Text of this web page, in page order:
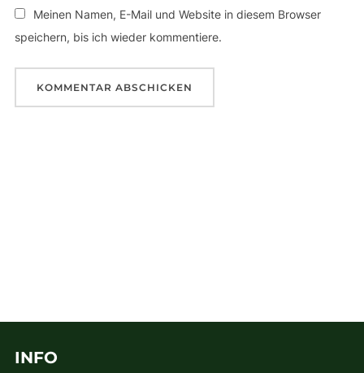
Meinen Namen, E-Mail und Website in diesem Browser
speichern, bis ich wieder kommentiere.
INFO